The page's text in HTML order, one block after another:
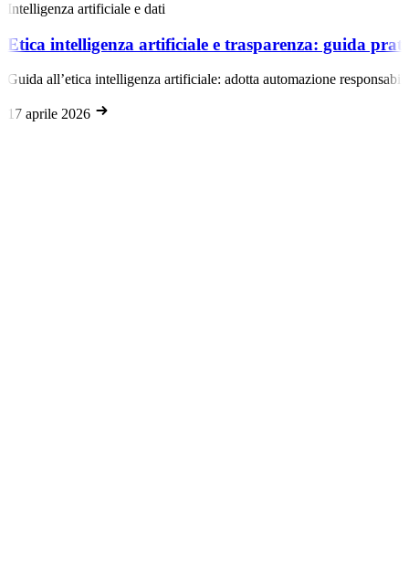
Intelligenza artificiale e dati
Etica intelligenza artificiale e trasparenza: guida
Guida all’etica intelligenza artificiale: adotta automazione
17 aprile 2026